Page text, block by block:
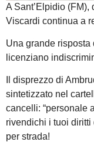
A Sant’Elpidio
Viscardi continua a
Una grande
licenziano
Il disprezzo di
sintetizzato nel
cancelli: “personale
rivendichi i tuoi
per strada!